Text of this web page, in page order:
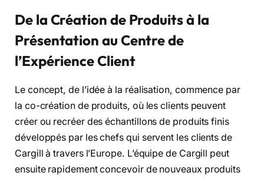
De la Création de Produits à la
Présentation au Centre de
l’Expérience Client
Le concept, de l’idée à la réalisation, commence par
la co-création de produits, où les clients peuvent
créer ou recréer des échantillons de produits finis
développés par les chefs qui servent les clients de
Cargill à travers l’Europe. L’équipe de Cargill peut
ensuite rapidement concevoir de nouveaux produits